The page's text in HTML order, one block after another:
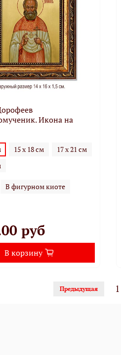
Икона на
15 х 18 см
17 х 21 см
В фигурном киоте
руб
В корзину
Предыдущая 1